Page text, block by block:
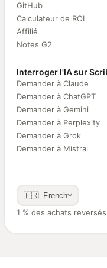
GitHub
Calculateur de ROI
Affilié
Notes G2
Interroger l'IA sur
Demander à Claude
Demander à ChatGPT
Demander à Gemini
Demander à Perplexity
Demander à Grok
Demander à Mistral
🇫🇷 French
1 % des achats